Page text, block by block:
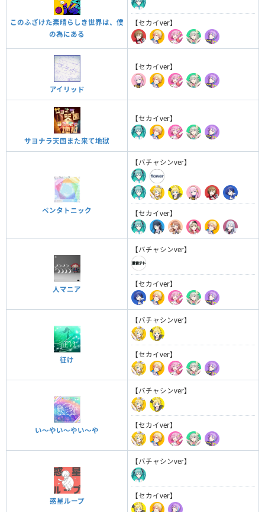
このふざけた素晴らしき世界は、僕
の為にある
【セカイver】
アイリッド
【セカイver】
サヨナラ天国また来て地獄
【セカイver】
ペンタトニック
【バチャシンver】
【セカイver】
人マニア
【バチャシンver】
【セカイver】
征け
【バチャシンver】
【セカイver】
い〜やい〜やい〜や
【バチャシンver】
【セカイver】
惑星ループ
【バチャシンver】
【セカイver】